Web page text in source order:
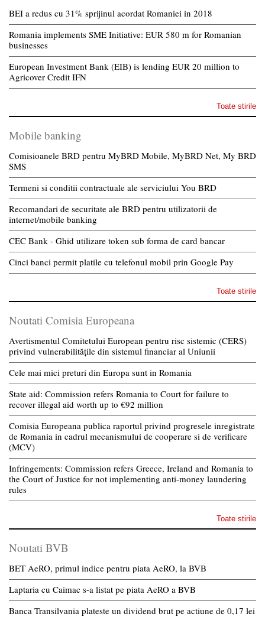
BEI a redus cu 31% sprijinul acordat Romaniei in 2018
Romania implements SME Initiative: EUR 580 m for Romanian
businesses
European Investment Bank (EIB) is lending EUR 20 million to
Agricover Credit IFN
Toate stirile
Mobile banking
Comisioanele BRD pentru MyBRD Mobile, MyBRD Net, My BRD
SMS
Termeni si conditii contractuale ale serviciului You BRD
Recomandari de securitate ale BRD pentru utilizatorii de
internet/mobile banking
CEC Bank - Ghid utilizare token sub forma de card bancar
Cinci banci permit platile cu telefonul mobil prin Google Pay
Toate stirile
Noutati Comisia Europeana
Avertismentul Comitetului European pentru risc sistemic (CERS)
privind vulnerabilitățile din sistemul financiar al Uniunii
Cele mai mici preturi din Europa sunt in Romania
State aid: Commission refers Romania to Court for failure to
recover illegal aid worth up to €92 million
Comisia Europeana publica raportul privind progresele inregistrate
de Romania in cadrul mecanismului de cooperare si de verificare
(MCV)
Infringements: Commission refers Greece, Ireland and Romania to
the Court of Justice for not implementing anti-money laundering
rules
Toate stirile
Noutati BVB
BET AeRO, primul indice pentru piata AeRO, la BVB
Laptaria cu Caimac s-a listat pe piata AeRO a BVB
Banca Transilvania plateste un dividend brut pe actiune de 0,17 lei